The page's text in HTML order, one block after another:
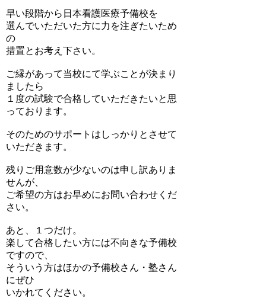
早い段階から日本看護医療予備校を
選んでいただいた方に力を注ぎたいため
の
措置とお考え下さい。
ご縁があって当校にて学ぶことが決まり
ましたら
１度の試験で合格していただきたいと思
っております。
そのためのサポートはしっかりとさせて
いただきます。
残りご用意数が少ないのは申し訳ありま
せんが、
ご希望の方はお早めにお問い合わせくだ
さい。
あと、１つだけ。
楽して合格したい方には不向きな予備校
ですので、
そういう方はほかの予備校さん・塾さん
にぜひ
いかれてください。